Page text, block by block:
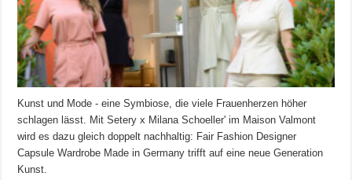
Kunst und Mode - eine Symbiose, die viele Frauenherzen höher
schlagen lässt. Mit Setery x Milana Schoeller' im Maison Valmont
wird es dazu gleich doppelt nachhaltig: Fair Fashion Designer
Capsule Wardrobe Made in Germany trifft auf eine neue Generation
Kunst.